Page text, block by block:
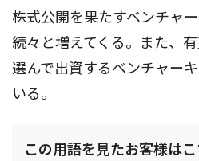
株式公開を果たすベンチャ
続々と増えてくる。また、
選んで出資するベンチャー
いる。
この用語を見たお客様は